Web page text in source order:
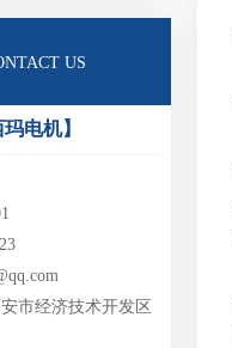
US
玛电机】
市经济技术开发区